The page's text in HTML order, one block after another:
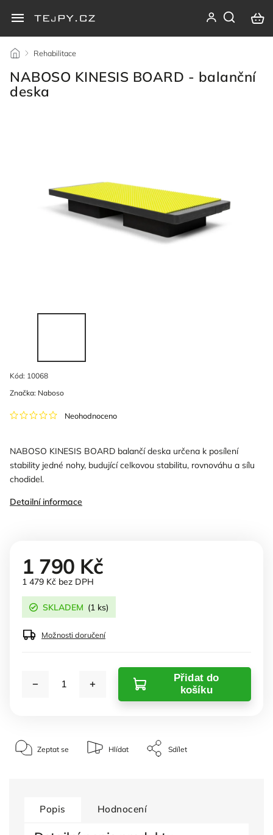
/ Rehabilitace
NABOSO KINESIS BOARD - balanční
deska
Kód: 10068
Neohodnoceno
NABOSO KINESIS BOARD balančí deska určena k posílení
stability jedné nohy, budující celkovou stabilitu, rovnováhu a sílu
chodidel.
Detailní informace
Značka: Naboso
1 790 Kč
1 479 Kč bez DPH
SKLADEM (1 ks)
Možnosti doručení
Přidat do
košíku
Zeptat se Hlídat Sdílet
Popis Hodnocení